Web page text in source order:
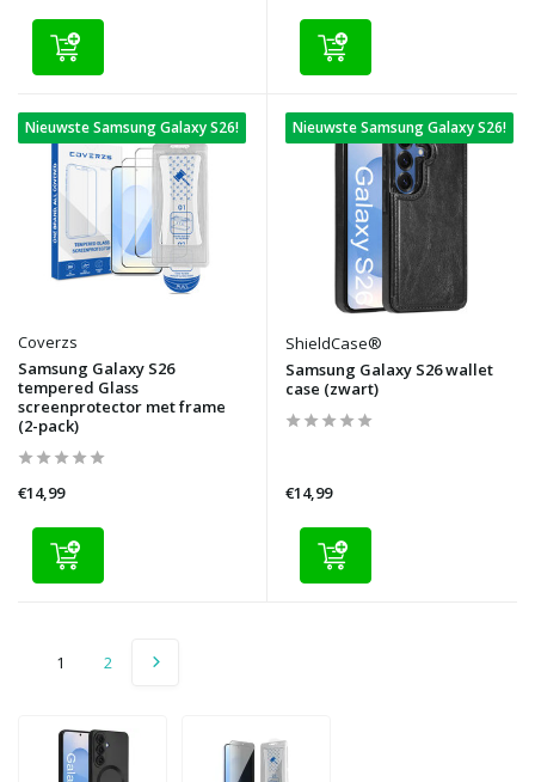
Nieuwste Samsung Galaxy S26!
Coverzs
Samsung Galaxy S26
tempered Glass
screenprotector met frame
(2-pack)
€14,99
Nieuwste Samsung Galaxy S26!
ShieldCase®
Samsung Galaxy S26 wallet
case (zwart)
€14,99
1 2